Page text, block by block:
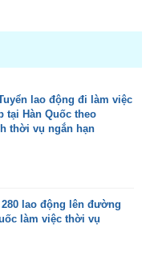
lao động đi làm việc
tại Hàn Quốc theo
thời vụ ngắn hạn
lao động lên đường
làm việc thời vụ